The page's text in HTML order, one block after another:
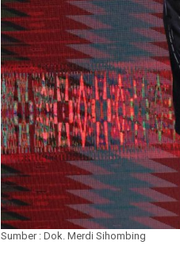
Sumber : Dok. Merdi Sihombing